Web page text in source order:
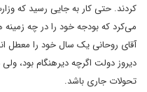
کردند. حتی کار به جایی رسید که
می‌کرد که بودجه خود را در چه
آقای روحانی یک سال خود را معطل
دیروز دولت اگرچه دیرهنگام بود،
تحولات جاری باشد.